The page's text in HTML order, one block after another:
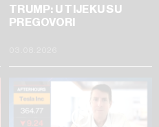
TRUMP: U TIJEKU SU
PREGOVORI